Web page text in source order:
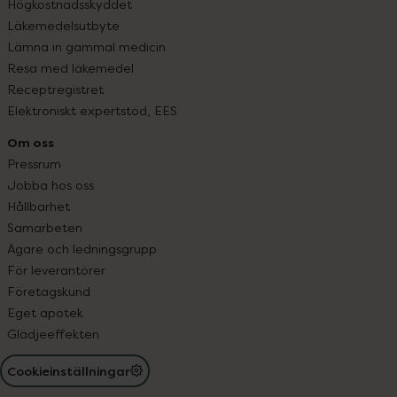
Högkostnadsskyddet
Läkemedelsutbyte
Lämna in gammal medicin
Resa med läkemedel
Receptregistret
Elektroniskt expertstöd, EES
Om oss
Pressrum
Jobba hos oss
Hållbarhet
Samarbeten
Ägare och ledningsgrupp
För leverantörer
Företagskund
Eget apotek
Glädjeeffekten
Cookieinställningar